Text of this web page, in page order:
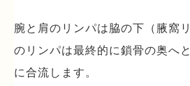
腕と肩のリンパは脇の下（腋窩
のリンパは最終的に鎖骨の奥へ
に合流します。